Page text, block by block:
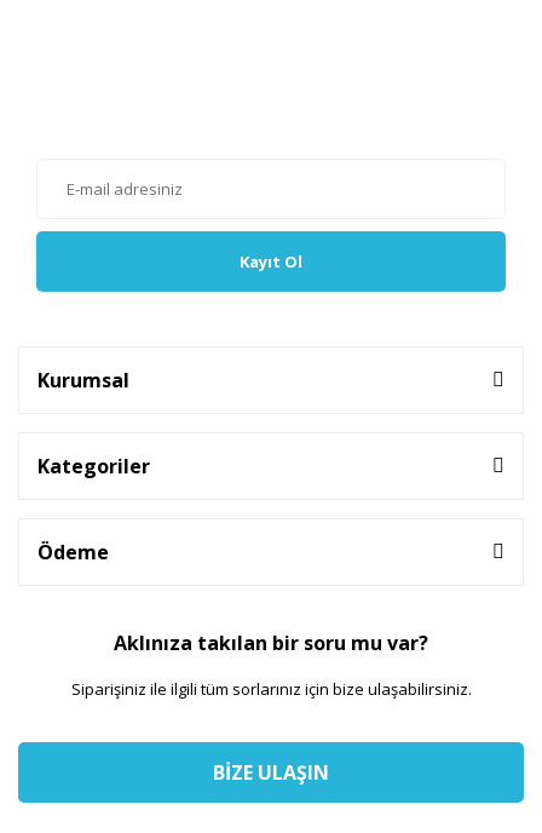
Kayıt Ol
Kurumsal
Kategoriler
Ödeme
Aklınıza takılan bir soru mu var?
Siparişiniz ile ilgili tüm sorlarınız için bize ulaşabilirsiniz.
BİZE ULAŞIN